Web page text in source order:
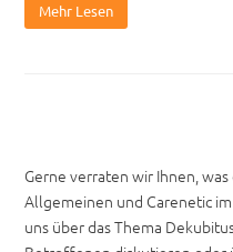
Mehr Lesen
Gerne verraten wir Ihnen,
Allgemeinen und Carenetic
uns über das Thema